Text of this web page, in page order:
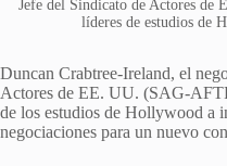
Jefe del Sindicato de Actores de
líderes de estudios de
Duncan Crabtree-Ireland, el
Actores de EE. UU. (SAG-
de los estudios de Hollywood a
negociaciones para un nuevo